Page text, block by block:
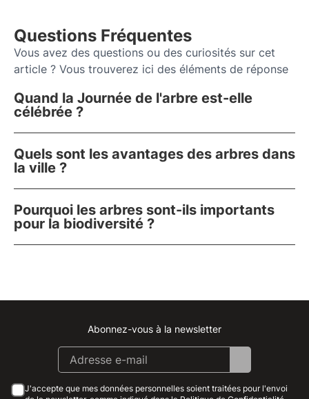
Questions Fréquentes
Vous avez des questions ou des curiosités sur cet
article ? Vous trouverez ici des éléments de réponse
Quand la Journée de l'arbre est-elle
célébrée ?
Quels sont les avantages des arbres dans
la ville ?
Pourquoi les arbres sont-ils importants
pour la biodiversité ?
Instagram
Facebook
Linkedin
Youtube
Abonnez-vous à la newsletter
J'accepte que mes données personnelles soient traitées pour l'envoi